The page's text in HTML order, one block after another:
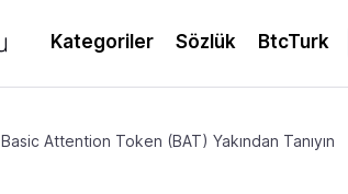
Kategoriler Sözlük BtcTurk
Basic Attention Token (BAT) Yakından Tanıyın